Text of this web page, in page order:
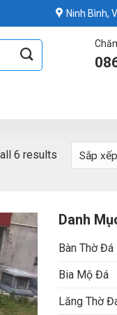
Ninh Bình,
6 results
Danh
Bàn Thờ Đá
Bia Mộ Đá
Lăng Thờ